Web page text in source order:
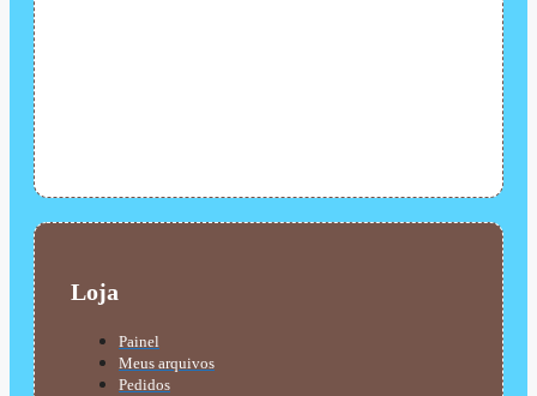
Loja
Painel
Meus arquivos
Pedidos